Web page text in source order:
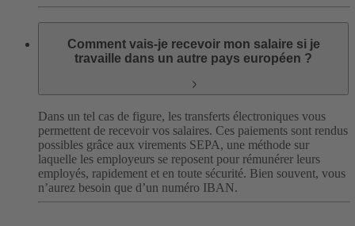
Comment vais-je recevoir mon salaire si je
travaille dans un autre pays européen ?
Dans un tel cas de figure, les transferts électroniques vous
permettent de recevoir vos salaires. Ces paiements sont rendus
possibles grâce aux virements SEPA, une méthode sur
laquelle les employeurs se reposent pour rémunérer leurs
employés, rapidement et en toute sécurité. Bien souvent, vous
n’aurez besoin que d’un numéro IBAN.